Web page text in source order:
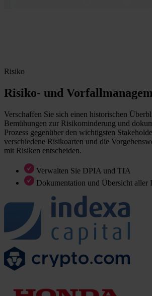
Risiko
Risiko- und
Verschaffen Sie sich einen historischen
Bemühungen zur Risikominderung und
Prozess gegenüber den wichtigsten
verschiedene Risikoarten und die
mit Risiken entscheiden.
Verwalten Sie DPIA und TIA
Dokumentation und Übersicht aller